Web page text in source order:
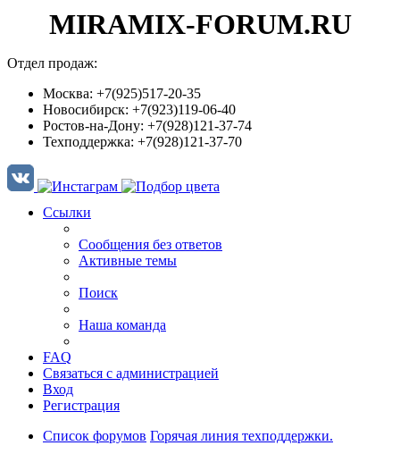
MIRAMIX-FORUM.RU
Отдел продаж:
Москва: +7(925)517-20-35
Новосибирск: +7(923)119-06-40
Ростов-на-Дону: +7(928)121-37-74
Техподдержка: +7(928)121-37-70
Ссылки
Сообщения без ответов
Активные темы
Поиск
Наша команда
FAQ
Связаться с администрацией
Вход
Регистрация
Список форумов Горячая линия техподдержки.